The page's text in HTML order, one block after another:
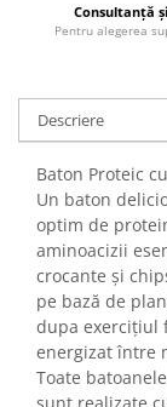
Consultanță
Pentru alegerea
Descriere
Baton Proteic
Un baton
optim de
aminoacizii
crocante și
pe bază de
dupa exercițiul
energizat între
Toate
sunt realizate